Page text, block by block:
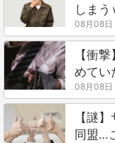
しまう
08月08日
【衝
めてい
08月08日
【謎
同盟…